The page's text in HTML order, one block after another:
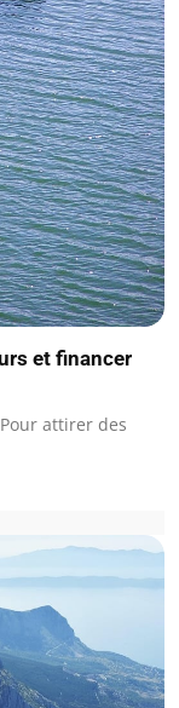
et financer
attirer des